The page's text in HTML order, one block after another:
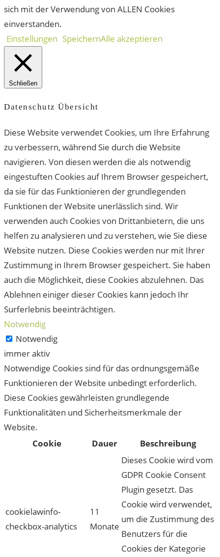
sich mit der Verwendung von ALLEN Cookies
einverstanden.
Einstellungen SpeichernAlle akzeptieren
Schließen
Datenschutz Übersicht
Diese Website verwendet Cookies, um Ihre Erfahrung
zu verbessern, während Sie durch die Website
navigieren. Von diesen werden die als notwendig
eingestuften Cookies auf Ihrem Browser gespeichert,
da sie für das Funktionieren der grundlegenden
Funktionen der Website unerlässlich sind. Wir
verwenden auch Cookies von Drittanbietern, die uns
helfen zu analysieren und zu verstehen, wie Sie diese
Website nutzen. Diese Cookies werden nur mit Ihrer
Zustimmung in Ihrem Browser gespeichert. Sie haben
auch die Möglichkeit, diese Cookies abzulehnen. Das
Ablehnen einiger dieser Cookies kann jedoch Ihr
Surferlebnis beeinträchtigen.
Notwendig
Notwendig
immer aktiv
Notwendige Cookies sind für das ordnungsgemäße
Funktionieren der Website unbedingt erforderlich.
Diese Cookies gewährleisten grundlegende
Funktionalitäten und Sicherheitsmerkmale der
Website.
Cookie
Dauer Beschreibung
cookielawinfo-
checkbox-analytics
11
Monate
Dieses Cookie wird vom
GDPR Cookie Consent
Plugin gesetzt. Das
Cookie wird verwendet,
um die Zustimmung des
Benutzers für die
Cookies der Kategorie